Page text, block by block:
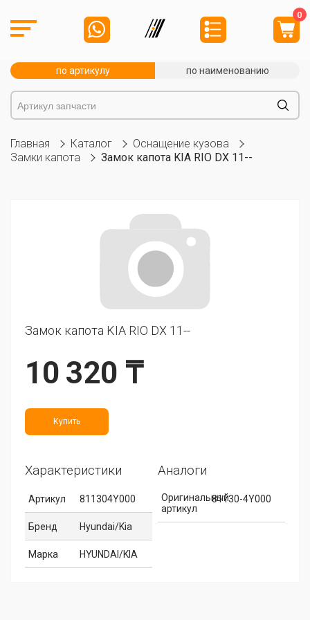
0
по артикулу по наименованию
Главная Каталог
Оснащение кузова
Замки капота
Замок капота KIA RIO DX 11--
Замок капота KIA RIO DX 11--
10 320 ₸
Купить
Характеристики
Артикул 811304Y000
Бренд Hyundai/Kia
Марка HYUNDAI/KIA
Аналоги
Оригинальный
артикул
81130-4Y000